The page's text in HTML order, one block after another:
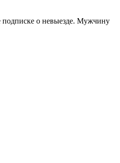
подписке о невыезде. Мужчину